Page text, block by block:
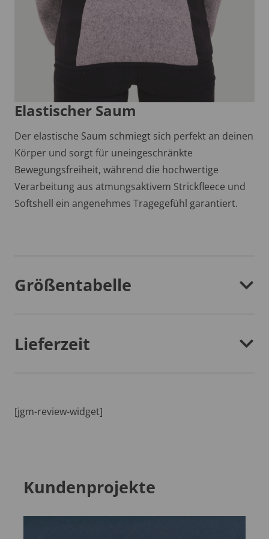
Elastischer Saum
Der elastische Saum schmiegt sich perfekt an deinen
Körper und sorgt für uneingeschränkte
Bewegungsfreiheit, während die hochwertige
Verarbeitung aus atmungsaktivem Strickfleece und
Softshell ein angenehmes Tragegefühl garantiert.
Größentabelle
Lieferzeit
[jgm-review-widget]
Kundenprojekte